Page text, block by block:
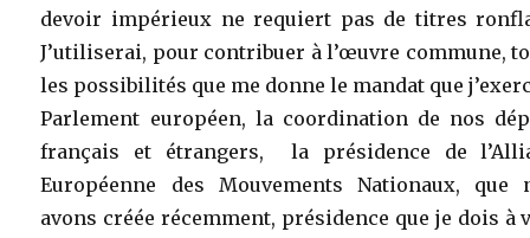
devoir impérieux ne requiert pas de titres
J’utiliserai, pour contribuer à l’œuvre commune,
les possibilités que me donne le mandat que
Parlement européen, la coordination de nos
français et étrangers, la présidence de
Européenne des Mouvements Nationaux, que
avons créée récemment, présidence que je dois à